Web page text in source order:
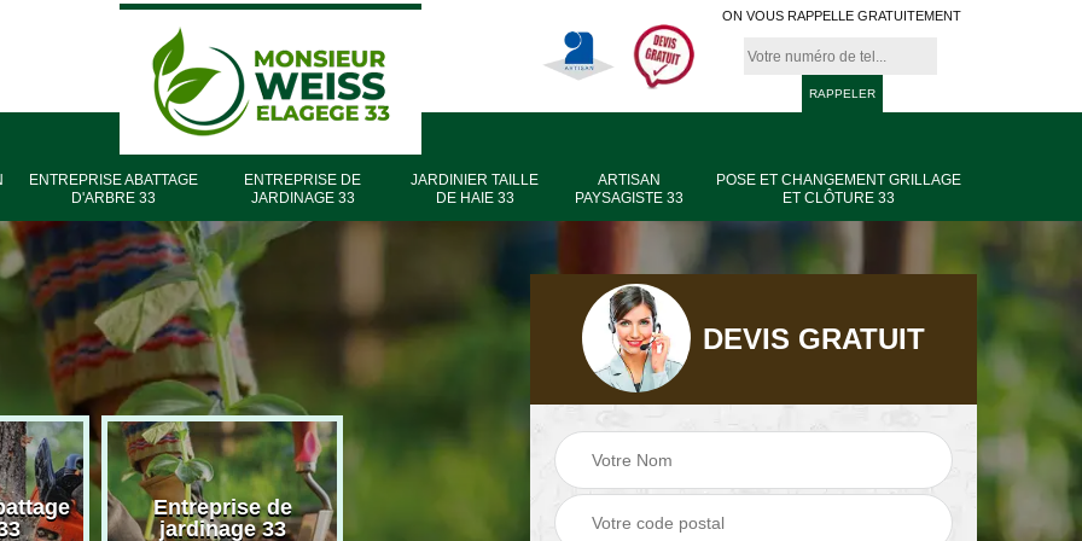
ON VOUS RAPPELLE GRATUITEMENT
ENTREPRISE ABATTAGE
D'ARBRE 33
ENTREPRISE DE
JARDINAGE 33
JARDINIER TAILLE
DE HAIE 33
ARTISAN
PAYSAGISTE 33
POSE ET CHANGEMENT GRILLAGE
ET CLÔTURE 33
Entreprise de
jardinage 33
Entreprise élagage
haie 33
Artisan paysagiste
33
DEVIS GRATUIT